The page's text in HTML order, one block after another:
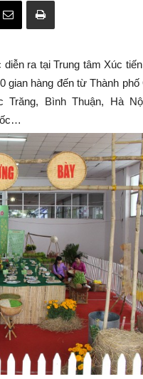
diễn ra tại Trung tâm Xúc
gian hàng đến từ Thành
Trăng, Bình Thuận, Hà